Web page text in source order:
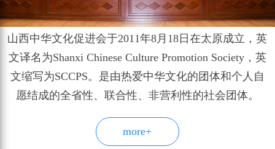
山西中华文化促进会于2011年8月18日在太原成立，英
文译名为Shanxi Chinese Culture Promotion Society，英
文缩写为SCCPS。是由热爱中华文化的团体和个人自
愿结成的全省性、联合性、非营利性的社会团体。
more+